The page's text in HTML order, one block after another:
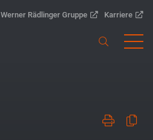
Werner Rädlinger Gruppe Karriere